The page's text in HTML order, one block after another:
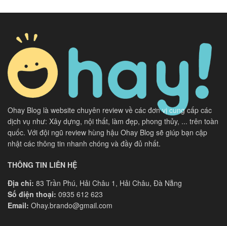
Ohay Blog là website chuyên review về các đơn vị cung cấp các
dịch vụ như: Xây dựng, nội thất, làm đẹp, phong thủy, ... trên toàn
quốc. Với đội ngũ review hùng hậu Ohay Blog sẽ giúp bạn cập
nhật các thông tin nhanh chóng và đầy đủ nhất.
THÔNG TIN LIÊN HỆ
Địa chỉ: 83 Trần Phú, Hải Châu 1, Hải Châu, Đà Nẵng
Số điện thoại: 0935 612 623
Email: Ohay.brando@gmail.com